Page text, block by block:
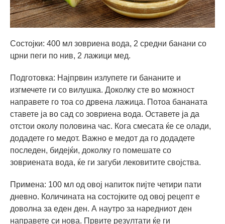
Состојки: 400 мл зовриена вода, 2 средни банани со
црни пеги по нив, 2 лажици мед.
Подготовка: Најпрвин излупете ги бананите и
изгмечете ги со вилушка. Доколку сте во можност
направете го тоа со дрвена лажица. Потоа бананата
ставете ја во сад со зовриена вода. Оставете ја да
отстои околу половина час. Кога смесата ќе се олади,
додадете го медот. Важно е медот да го додадете
последен, бидејќи, доколку го помешате со
зовриената вода, ќе ги загуби лековитите својства.
Примена: 100 мл од овој напиток пијте четири пати
дневно. Количината на состојките од овој рецепт е
доволна за еден ден. А наутро за наредниот ден
направете си нова. Првите резултати ќе ги